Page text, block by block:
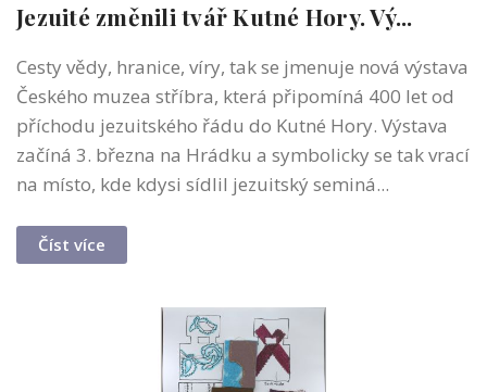
Jezuité změnili tvář Kutné Hory. Vý...
Cesty vědy, hranice, víry, tak se jmenuje nová výstava
Českého muzea stříbra, která připomíná 400 let od
příchodu jezuitského řádu do Kutné Hory. Výstava
začíná 3. března na Hrádku a symbolicky se tak vrací
na místo, kde kdysi sídlil jezuitský seminá...
Číst více